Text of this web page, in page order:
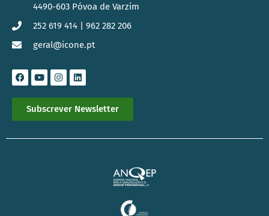
4490-603 Póvoa de Varzim
252 619 414 | 962 282 206
geral@icone.pt
Subscrever Newsletter